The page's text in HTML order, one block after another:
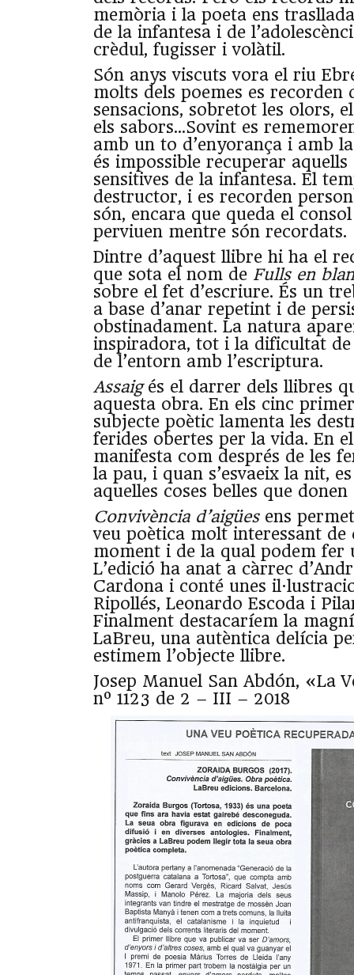
memòria i la poeta ens
de la infantesa i de
crèdul, fugisser i volàtil.
Són anys viscuts vora el riu
molts dels poemes es recorden
sensacions, sobretot les olors,
els sabors…Sovint es
amb un to d’enyorança i amb
és impossible recuperar aquells
sensitives de la infantesa. El
destructor, i es recorden
són, encara que queda el
perviuen mentre són recordats.
Dintre d’aquest llibre hi ha el
que sota el nom de Fulls en
sobre el fet d’escriure. És un
a base d’anar repetint i de
obstinadament. La natura
inspiradora, tot i la dificultat de
de l’entorn amb l’escriptura.
Assaig és el darrer dels llibres
aquesta obra. En els cinc
subjecte poètic lamenta les
ferides obertes per la vida. En
manifesta com després de les
la pau, i quan s’esvaeix la nit,
aquelles coses belles que
Convivència d’aigüesens
veu poètica molt interessant
moment i de la qual podem fer
L’edició ha anat a càrrec
Cardona i conté unes
Ripollés, Leonardo Escoda i
Finalment destacaríem la
LaBreu, una autèntica delícia
estimem l’objecte llibre.
Josep Manuel San Abdón, «La
nº 1123 de 2 – III – 2018